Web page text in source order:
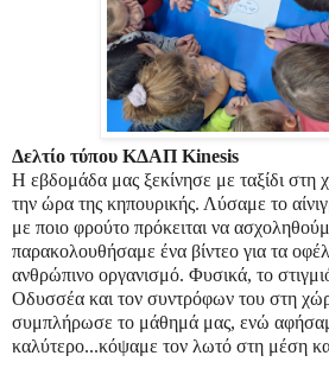
Δελτίο τύπου ΚΔΑΠ Kinesis
Η εβδομάδα μας ξεκίνησε με ταξίδι
την ώρα της κηπουρικής. Λύσαμε το
με ποιο φρούτο πρόκειται να
παρακολουθήσαμε ένα βίντεο για τα
ανθρώπινο οργανισμό. Φυσικά, το
Οδυσσέα και τον συντρόφων του στη
συμπλήρωσε το μάθημά μας, ενώ
καλύτερο...κόψαμε τον λωτό στη μέση